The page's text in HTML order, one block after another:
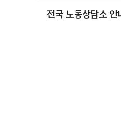
전국 노동상담소 안